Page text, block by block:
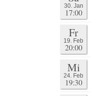
30. Jan
17:00
Fr
19. Feb
20:00
Mi
24. Feb
19:30